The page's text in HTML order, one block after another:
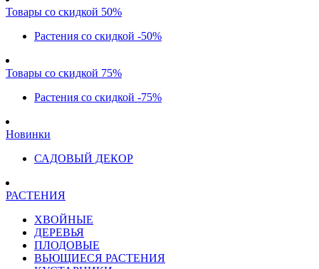
Товары со скидкой 50%
Растения со скидкой -50%
Товары со скидкой 75%
Растения со скидкой -75%
Новинки
САДОВЫЙ ДЕКОР
РАСТЕНИЯ
ХВОЙНЫЕ
ДЕРЕВЬЯ
ПЛОДОВЫЕ
ВЬЮЩИЕСЯ РАСТЕНИЯ